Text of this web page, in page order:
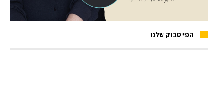
הפייסבוק שלנו